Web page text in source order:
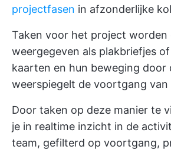
projectfasen in afzonderlijke
Taken voor het project worden
weergegeven als plakbriefjes
kaarten en hun beweging door
weerspiegelt de voortgang
Door taken op deze manier te
je in realtime inzicht in de
team, gefilterd op voortgang,